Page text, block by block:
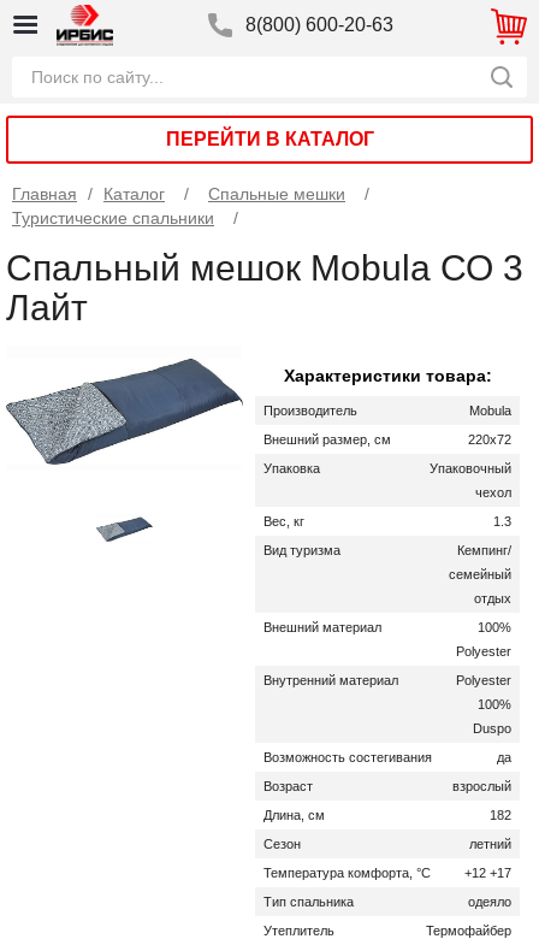
8(800) 600-20-63
ПЕРЕЙТИ В КАТАЛОГ
Главная / Каталог
Спальные мешки
Туристические спальники
Спальный мешок Mobula СО 3
Лайт
Характеристики товара:
Производитель
Mobula
Внешний размер, см
220х72
Упаковка
Упаковочный
чехол
Вес, кг
1.3
Вид туризма
Кемпинг/
семейный
отдых
Внешний материал
100%
Polyester
Внутренний материал
Polyester
100%
Duspo
Возможность состегивания
да
Возраст
взрослый
Длина, см
182
Сезон
летний
Температура комфорта, °C
+12 +17
Тип спальника
одеяло
Утеплитель
Термофайбер